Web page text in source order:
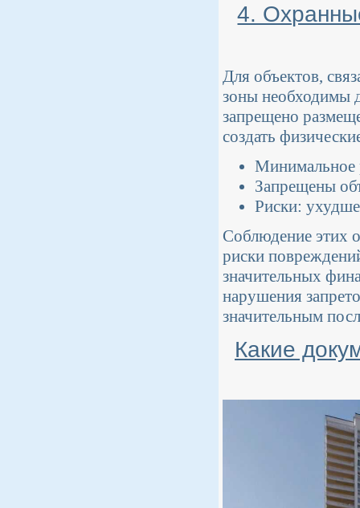
4.
Для объектов,
зоны необходимы
запрещено
создать
Минимальное
Запрещены
Риски:
Соблюдение этих
риски
значительных
нарушения
значительным
Какие